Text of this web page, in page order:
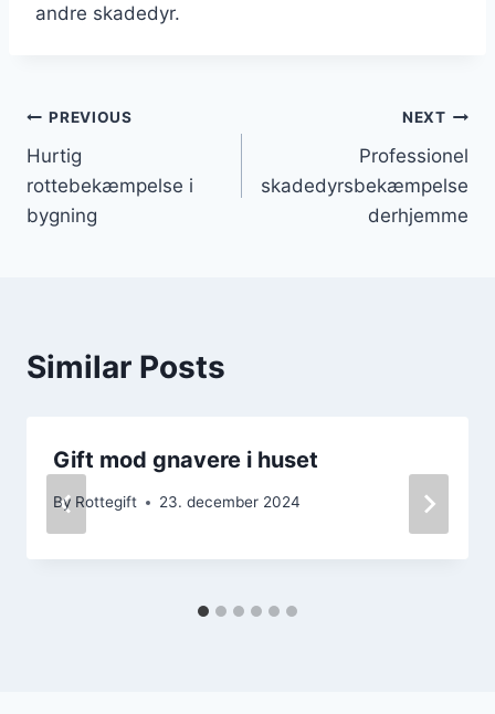
andre skadedyr.
Indlægsnavigation
PREVIOUS
Hurtig
rottebekæmpelse i
bygning
NEXT
Professionel
skadedyrsbekæmpelse
derhjemme
Similar Posts
Gift mod gnavere i huset
By Rottegift 23. december 2024